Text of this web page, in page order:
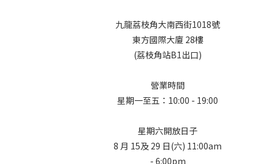
九龍荔枝角大南西街1018號
東方國際大廈 28樓
(荔枝角站B1出口)
營業時間
星期一至五：10:00 - 19:00
星期六開放日子
8 月 15及 29 日(六) 11:00am
- 6:00pm